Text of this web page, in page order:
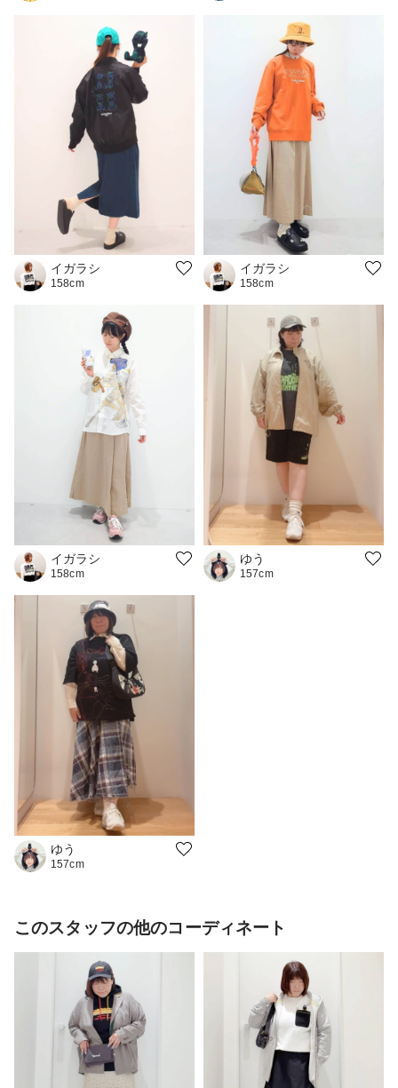
イガラシ
158cm
イガラシ
158cm
イガラシ
158cm
ゆう
157cm
ゆう
157cm
このスタッフの他のコーディネート